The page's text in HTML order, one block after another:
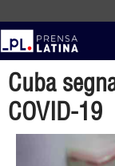
Cuba
COVID-19